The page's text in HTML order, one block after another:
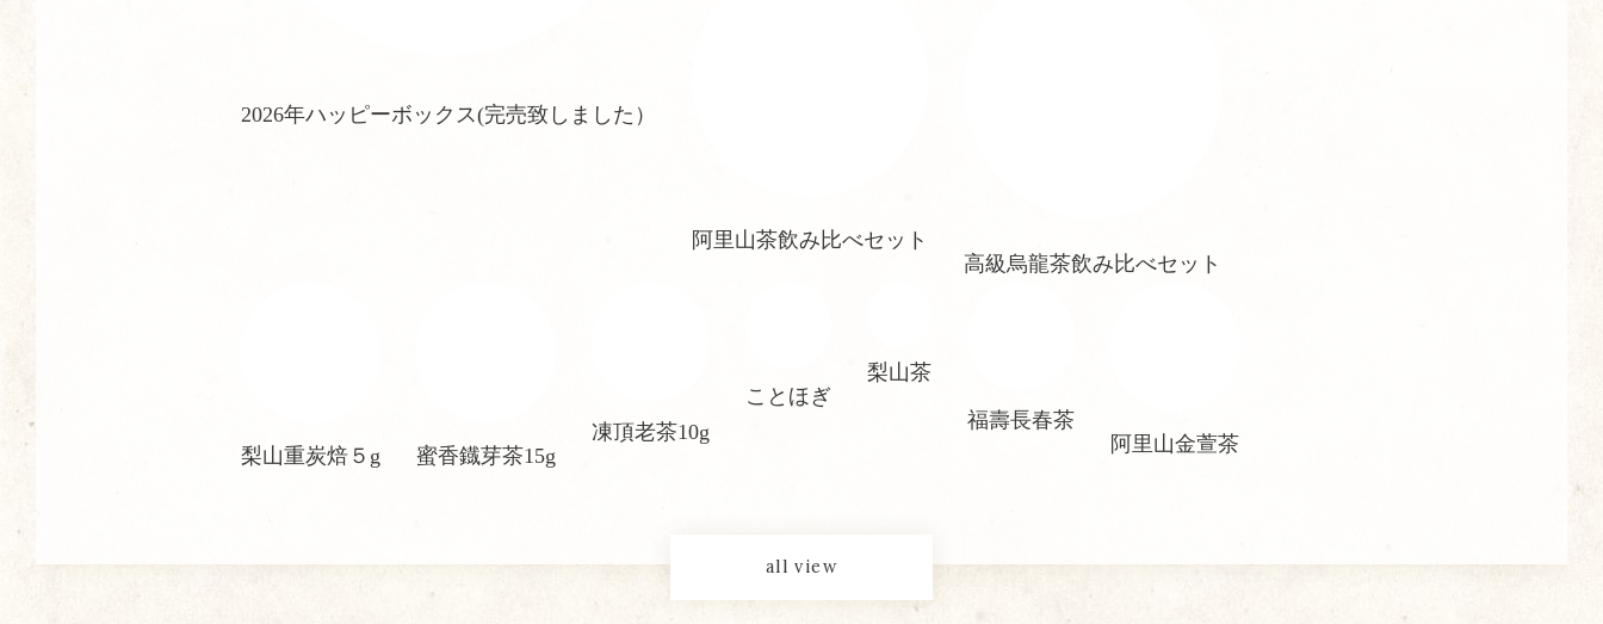
2026年ハッピーボックス(完売致しました）
阿里山茶飲み比べセット
高級烏龍茶飲み比べセット
梨山重炭焙５g 蜜香鐡芽茶15g
凍頂老茶10g
ことほぎ
梨山茶
福壽長春茶
阿里山金萱茶
all view